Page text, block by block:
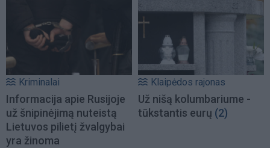
Kriminalai
Informacija apie Rusijoje
už šnipinėjimą nuteistą
Lietuvos pilietį žvalgybai
yra žinoma
Klaipėdos rajonas
Už nišą kolumbariume -
tūkstantis eurų (2)